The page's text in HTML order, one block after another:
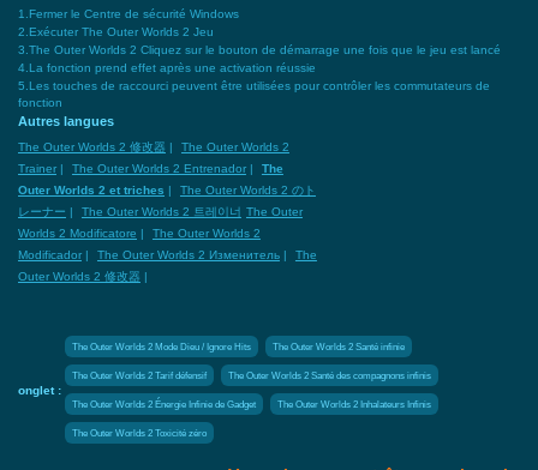
1.Fermer le Centre de sécurité Windows
2.Exécuter The Outer Worlds 2 Jeu
3.The Outer Worlds 2 Cliquez sur le bouton de démarrage une fois que le jeu est lancé
4.La fonction prend effet après une activation réussie
5.Les touches de raccourci peuvent être utilisées pour contrôler les commutateurs de
fonction
Autres langues
The Outer Worlds 2 修改器 |
The Outer Worlds 2
Trainer | The Outer Worlds 2 Entrenador |
The
Outer Worlds 2 et triches |
The Outer Worlds 2 のト
レーナー | The Outer Worlds 2 트레이너 The Outer
Worlds 2 Modificatore |
The Outer Worlds 2
Modificador | The Outer Worlds 2 Изменитель |
The
Outer Worlds 2 修改器 |
onglet :
The Outer Worlds 2 Mode Dieu / Ignore Hits The Outer Worlds 2 Santé infinie
The Outer Worlds 2 Tarif défensif The Outer Worlds 2 Santé des compagnons infinis
The Outer Worlds 2 Énergie Infinie de Gadget The Outer Worlds 2 Inhalateurs Infinis
The Outer Worlds 2 Toxicité zéro